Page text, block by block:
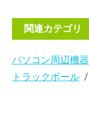
関連カテゴリ
パソコン周辺機器
トラックボール